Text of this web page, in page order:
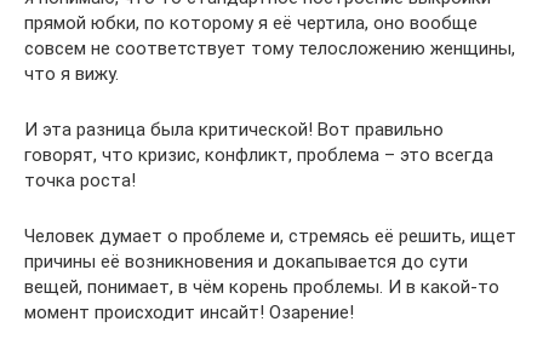
прямой юбки, по которому я её чертила, оно вообще
совсем не соответствует тому телосложению женщины,
что я вижу.
И эта разница была критической! Вот правильно
говорят, что кризис, конфликт, проблема – это всегда
точка роста!
Человек думает о проблеме и, стремясь её решить, ищет
причины её возникновения и докапывается до сути
вещей, понимает, в чём корень проблемы. И в какой-то
момент происходит инсайт! Озарение!